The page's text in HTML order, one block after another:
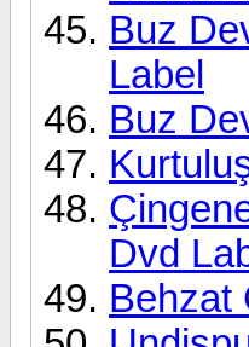
Buz
Label
Buz
Dvd
Behzat